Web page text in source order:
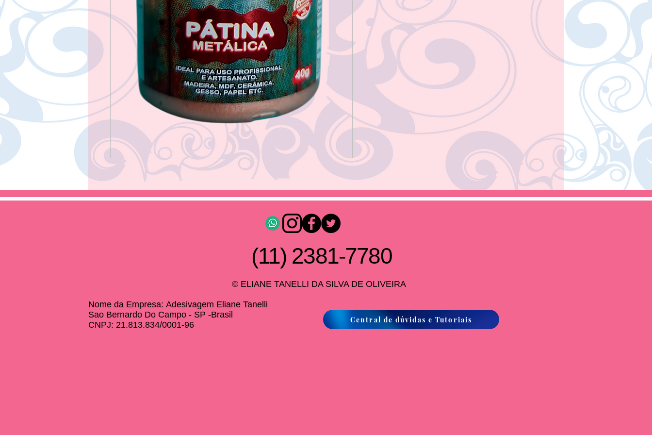
(11) 2381-7780
© ELIANE TANELLI DA SILVA DE OLIVEIRA
Nome da Empresa: Adesivagem Eliane Tanelli
Sao Bernardo Do Campo - SP -Brasil
CNPJ: 21.813.834/0001-96
Central de dúvidas e Tutoriais